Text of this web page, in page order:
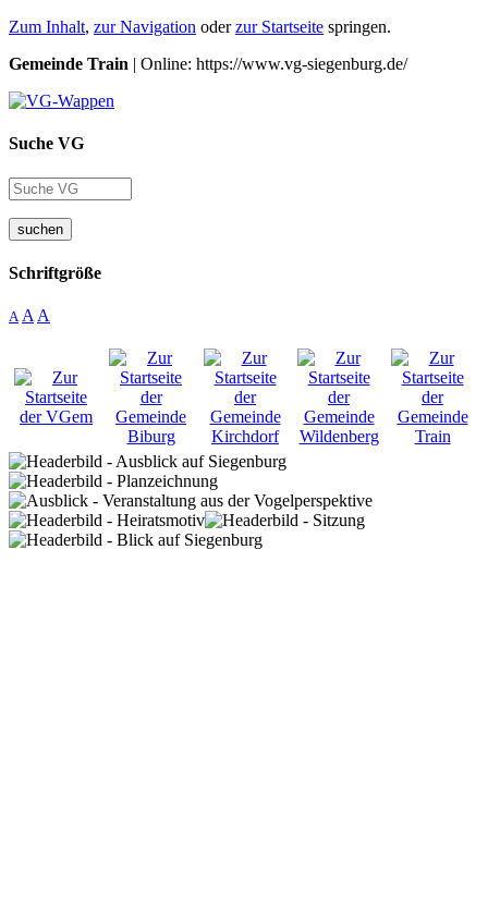
Zum Inhalt, zur Navigation oderzur Startseite springen.
Gemeinde Train | Online: https://www.vg-siegenburg.de/
Suche VG
suchen
Schriftgröße
A A A